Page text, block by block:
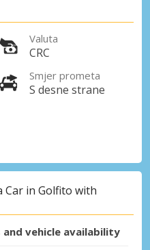
Valuta
CRC
Smjer prometa
S desne strane
Car in Golfito with
vehicle availability